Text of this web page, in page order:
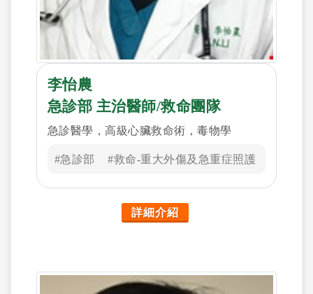
李怡農
急診部 主治醫師/救命團隊
急診醫學，高級心臟救命術，毒物學
#急診部 #救命-重大外傷及急重症照護
詳細介紹